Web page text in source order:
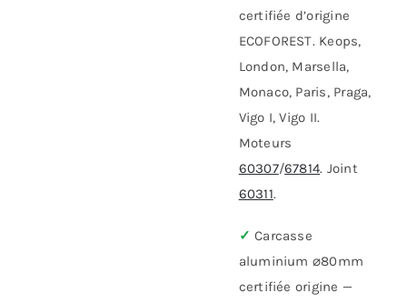
certifiée d’origine
ECOFOREST. Keops,
London, Marsella,
Monaco, Paris, Praga,
Vigo I, Vigo II.
Moteurs
60307/67814. Joint
60311.
✓ Carcasse
aluminium ⌀80mm
certifiée origine —